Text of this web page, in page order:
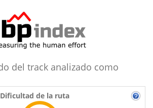
del track analizado como
Dificultad de la ruta